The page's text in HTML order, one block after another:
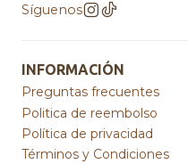
Síguenos
INFORMACIÓN
Preguntas frecuentes
Politica de reembolso
Política de privacidad
Términos y Condiciones